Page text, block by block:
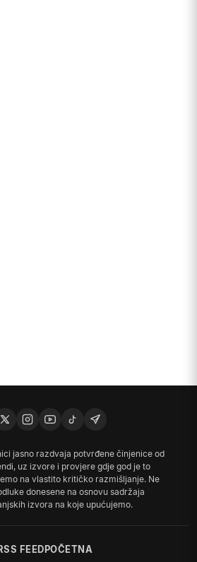
jasno razdvaja potvrđene činjenice od
uz izvore i provjere gdje god je to
na vlastito kritičko razmišljanje. Ne
donesene na osnovu sadržaja
izvora na koje upućujemo.
FEEDPOČETNA